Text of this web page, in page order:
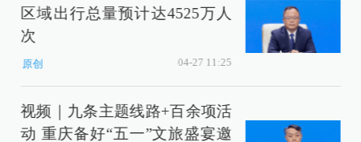
区域出行总量预计达4525万人
次
原创 04-27 11:25
视频｜九条主题线路+百余项活
动 重庆备好“五一”文旅盛宴邀